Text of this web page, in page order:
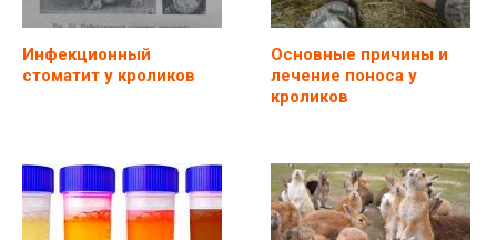
Инфекционный
стоматит у кроликов
Основные причины и
лечение поноса у
кроликов